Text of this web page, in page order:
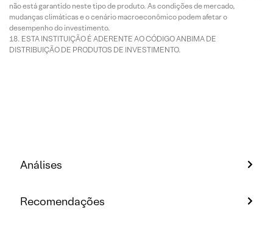
não está garantido neste tipo de produto. As condições de mercado,
mudanças climáticas e o cenário macroeconômico podem afetar o
desempenho do investimento.
ESTA INSTITUIÇÃO É ADERENTE AO CÓDIGO ANBIMA DE
DISTRIBUIÇÃO DE PRODUTOS DE INVESTIMENTO.
Análises
Recomendações